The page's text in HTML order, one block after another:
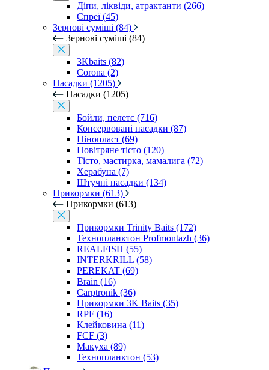
Діпи, ліквіди, атрактанти (266)
Спреї (45)
Зернові суміші (84)
Зернові суміші (84)
3Kbaits (82)
Corona (2)
Насадки (1205)
Насадки (1205)
Бойли, пелетс (716)
Консервовані насадки (87)
Пінопласт (69)
Повітряне тісто (120)
Тісто, мастирка, мамалига (72)
Херабуна (7)
Штучні насадки (134)
Прикормки (613)
Прикормки (613)
Прикормки Trinity Baits (172)
Технопланктон Profmontazh (36)
REALFISH (55)
INTERKRILL (58)
PEREKAT (69)
Brain (16)
Carptronik (36)
Прикормки 3K Baits (35)
RPF (16)
Клейковина (11)
FCF (3)
Макуха (89)
Технопланктон (53)